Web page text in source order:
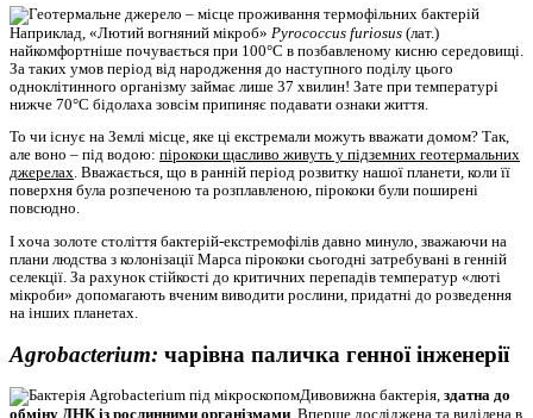
Наприклад, «Лютий вогняний мікроб» Pyrococcus furiosus (лат.)
найкомфортніше почувається при 100°С в позбавленому кисню середовищі.
За таких умов період від народження до наступного поділу цього
одноклітинного організму займає лише 37 хвилин! Зате при температурі
нижче 70°С бідолаха зовсім припиняє подавати ознаки життя.
То чи існує на Землі місце, яке ці екстремали можуть вважати домом? Так,
але воно – під водою: пірококи щасливо живуть у підземних геотермальних
джерелах. Вважається, що в ранній період розвитку нашої планети, коли її
поверхня була розпеченою та розплавленою, пірококи були поширені
повсюдно.
І хоча золоте століття бактерій-екстремофілів давно минуло, зважаючи на
плани людства з колонізації Марса пірококи сьогодні затребувані в генній
селекції. За рахунок стійкості до критичних перепадів температур «люті
мікроби» допомагають вченим виводити рослини, придатні до розведення
на інших планетах.
Agrobacterium: чарівна паличка генної інженерії
Дивовижна бактерія, здатна до
обміну ДНК із рослинними організмами. Вперше досліджена та виділена в